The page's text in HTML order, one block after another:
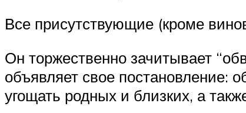
Все присутствующие (кроме
Он торжественно зачитывает
объявляет свое постановление:
угощать родных и близких, а